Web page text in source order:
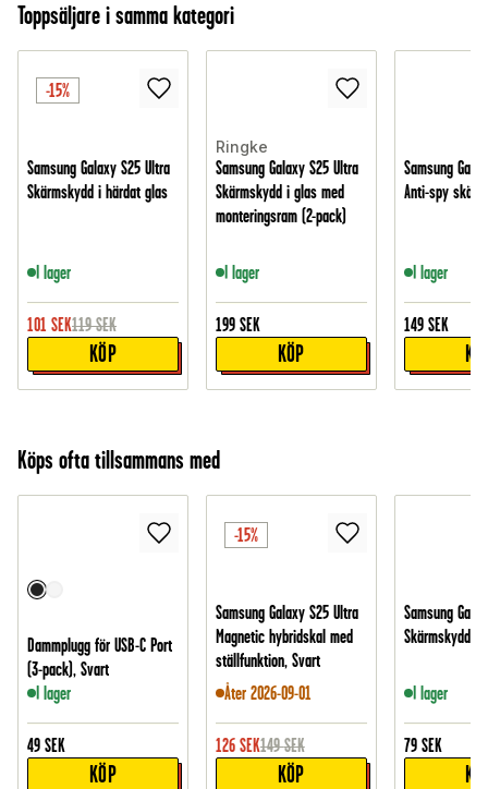
Toppsäljare i samma kategori
-15%
Samsung Galaxy S25 Ultra
Skärmskydd i härdat glas
I lager
101 SEK119 SEK
KÖP
Ringke
Samsung Galaxy S25 Ultra
Skärmskydd i glas med
monteringsram (2-pack)
I lager
199 SEK
KÖP
Samsung
Anti-spy
I lager
149 SEK
Köps ofta tillsammans med
Dammplugg för USB-C Port
(3-pack), Svart
I lager
49 SEK
KÖP
-15%
Samsung Galaxy S25 Ultra
Magnetic hybridskal med
ställfunktion, Svart
Åter 2026-09-01
126 SEK149 SEK
KÖP
Samsung
Skärmskydd -
I lager
79 SEK